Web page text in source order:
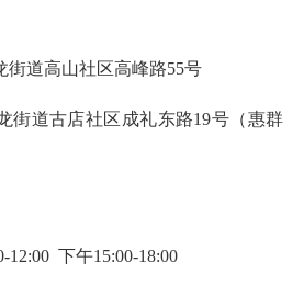
道高山社区高峰路55号
道古店社区成礼东路19号（惠群
下午15:00-18:00